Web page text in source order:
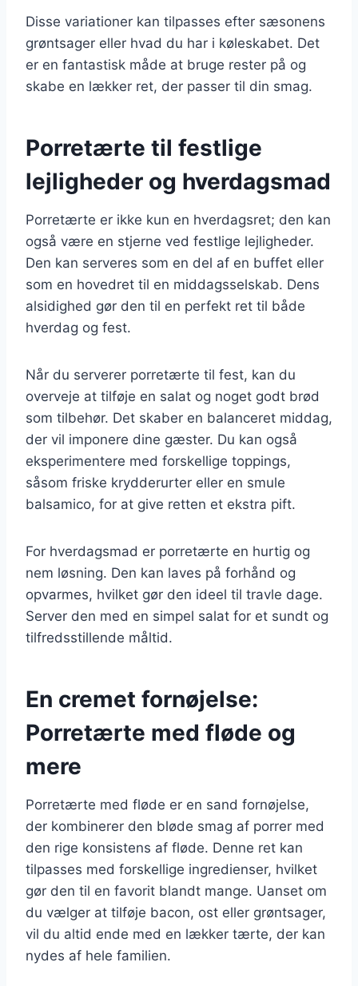
Disse variationer kan tilpasses efter sæsonens
grøntsager eller hvad du har i køleskabet. Det
er en fantastisk måde at bruge rester på og
skabe en lækker ret, der passer til din smag.
Porretærte til festlige
lejligheder og hverdagsmad
Porretærte er ikke kun en hverdagsret; den kan
også være en stjerne ved festlige lejligheder.
Den kan serveres som en del af en buffet eller
som en hovedret til en middagsselskab. Dens
alsidighed gør den til en perfekt ret til både
hverdag og fest.
Når du serverer porretærte til fest, kan du
overveje at tilføje en salat og noget godt brød
som tilbehør. Det skaber en balanceret middag,
der vil imponere dine gæster. Du kan også
eksperimentere med forskellige toppings,
såsom friske krydderurter eller en smule
balsamico, for at give retten et ekstra pift.
For hverdagsmad er porretærte en hurtig og
nem løsning. Den kan laves på forhånd og
opvarmes, hvilket gør den ideel til travle dage.
Server den med en simpel salat for et sundt og
tilfredsstillende måltid.
En cremet fornøjelse:
Porretærte med fløde og
mere
Porretærte med fløde er en sand fornøjelse,
der kombinerer den bløde smag af porrer med
den rige konsistens af fløde. Denne ret kan
tilpasses med forskellige ingredienser, hvilket
gør den til en favorit blandt mange. Uanset om
du vælger at tilføje bacon, ost eller grøntsager,
vil du altid ende med en lækker tærte, der kan
nydes af hele familien.